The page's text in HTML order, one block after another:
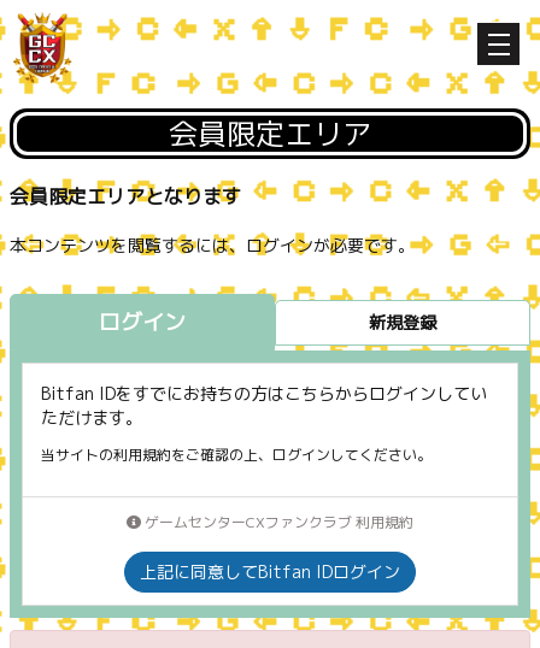
会員限定エリア
会員限定エリアとなります
本コンテンツを閲覧するには、ログインが必要です。
ログイン 新規登録
Bitfan IDをすでにお持ちの方はこちらからログインしてい
ただけます。
当サイトの利用規約をご確認の上、ログインしてください。
ゲームセンターCXファンクラブ 利用規約
上記に同意してBitfan IDログイン